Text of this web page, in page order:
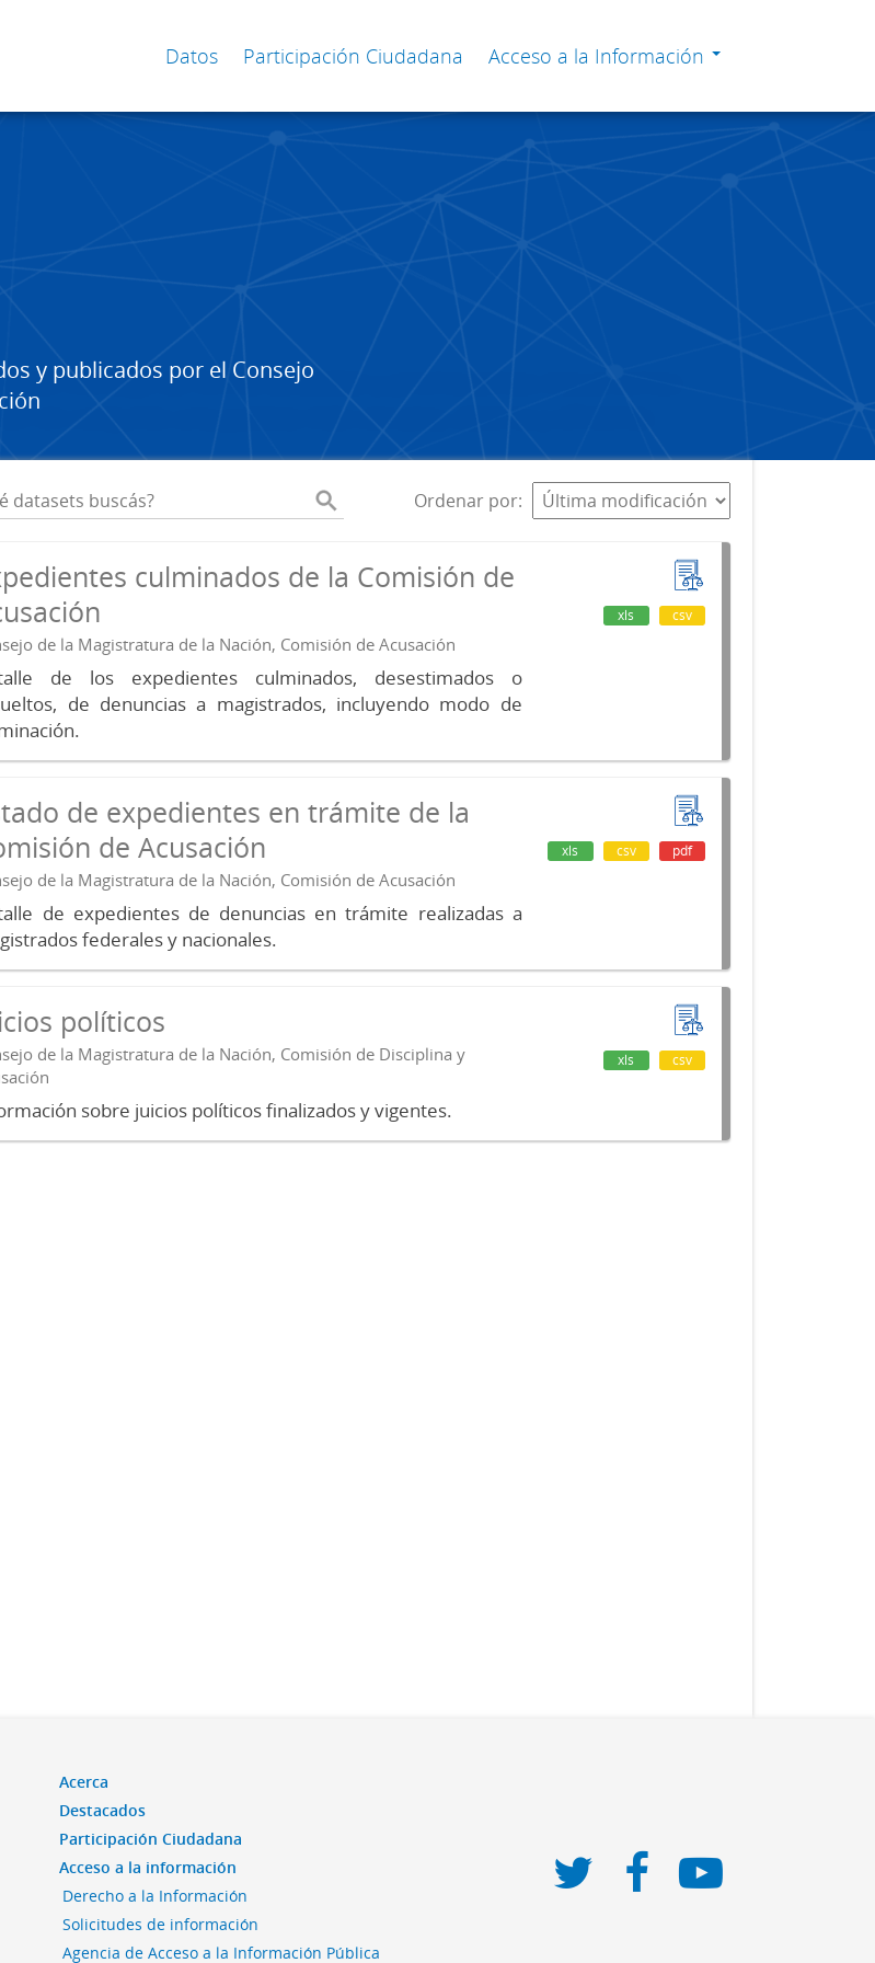
Datos Participación Ciudadana Acceso a la Información
y publicados por el Consejo
Ordenar por
culminados de la Comisión de
de la Magistratura de la Nación, Comisión de Acusación
de los expedientes culminados, desestimados o
de denuncias a magistrados, incluyendo modo de
xls csv
de expedientes en trámite de la
de Acusación
de la Magistratura de la Nación, Comisión de Acusación
de expedientes de denuncias en trámite realizadas a
federales y nacionales.
xls csv pdf
políticos
de la Magistratura de la Nación, Comisión de Disciplina y
sobre juicios políticos finalizados y vigentes.
xls csv
Acerca
Destacados
Participación Ciudadana
Acceso a la información
Derecho a la Información
Solicitudes de información
Agencia de Acceso a la Información Pública